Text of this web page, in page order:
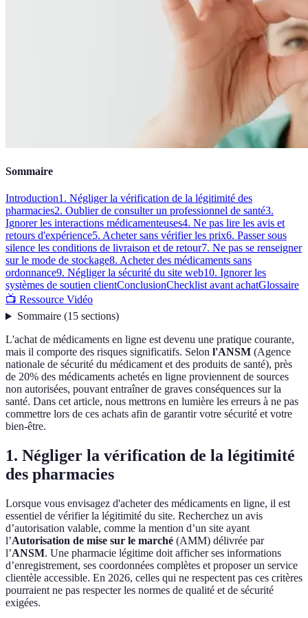
Sommaire
Introduction1. Négliger la vérification de la légitimité des
pharmacies2. Oublier de consulter un professionnel de santé3.
Ignorer les interactions médicamenteuses4. Ne pas lire les avis et
retours d'expérience5. Acheter sans vérifier les prix6. Passer sous
silence les conditions de livraison et de retour7. Ne pas se renseigner
sur le mode de stockage8. Acheter des médicaments sans
ordonnance9. Négliger la sécurité du site web10. Ignorer les
systèmes de soutien clientConclusionChecklist avant achatGlossaire
📺 Ressource Vidéo
Sommaire(15 sections)
L'achat de médicaments en ligne est devenu une pratique courante,
mais il comporte des risques significatifs. Selon l'ANSM (Agence
nationale de sécurité du médicament et des produits de santé), près
de 20% des médicaments achetés en ligne proviennent de sources
non autorisées, pouvant entraîner de graves conséquences sur la
santé. Dans cet article, nous mettrons en lumière les erreurs à ne pas
commettre lors de ces achats afin de garantir votre sécurité et votre
bien-être.
1. Négliger la vérification de la légitimité
des pharmacies
Lorsque vous envisagez d'acheter des médicaments en ligne, il est
essentiel de vérifier la légitimité du site. Recherchez un avis
d’autorisation valable, comme la mention d’un site ayant
l’Autorisation de mise sur le marché (AMM) délivrée par
l’ANSM. Une pharmacie légitime doit afficher ses informations
d’enregistrement, ses coordonnées complètes et proposer un service
clientèle accessible. En 2026, celles qui ne respectent pas ces critères
pourraient ne pas respecter les normes de qualité et de sécurité
exigées.